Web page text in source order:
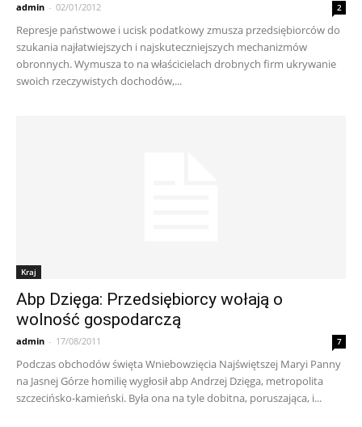
admin - 02/01/2012 2
Represje państwowe i ucisk podatkowy zmusza przedsiębiorców do
szukania najłatwiejszych i najskuteczniejszych mechanizmów
obronnych. Wymusza to na właścicielach drobnych firm ukrywanie
swoich rzeczywistych dochodów,...
Kraj
Abp Dzięga: Przedsiębiorcy wołają o
wolność gospodarczą
admin - 17/08/2011 7
Podczas obchodów święta Wniebowzięcia Najświętszej Maryi Panny
na Jasnej Górze homilię wygłosił abp Andrzej Dzięga, metropolita
szczecińsko-kamieński. Była ona na tyle dobitna, poruszająca, i...